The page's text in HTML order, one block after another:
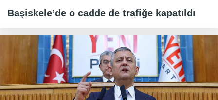
Başiskele’de o cadde de trafiğe kapatıldı